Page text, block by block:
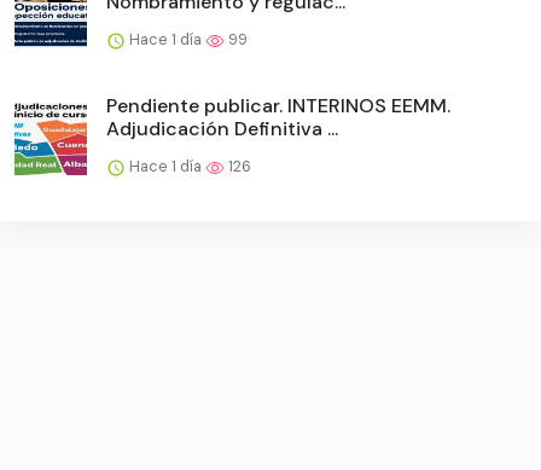
Hace 1 día 99
Pendiente publicar. INTERINOS EEMM.
Adjudicación Definitiva ...
Hace 1 día 126